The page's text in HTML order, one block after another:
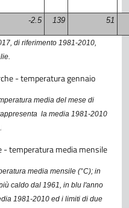
-2.5 139 51
di riferimento 1981-2010,
media del mese di
la media 1981-2010
media mensile (°C); in
caldo dal 1961, in blu l'anno
1981-2010 ed i limiti di due